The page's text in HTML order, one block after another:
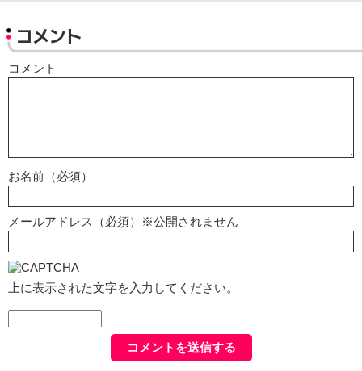
コメント
コメント
お名前（必須）
メールアドレス（必須）※公開されません
上に表示された文字を入力してください。